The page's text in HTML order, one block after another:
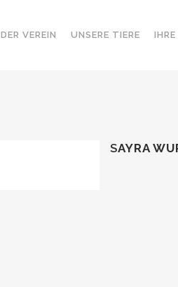
DER VEREIN UNSERE TIERE
SAYRA